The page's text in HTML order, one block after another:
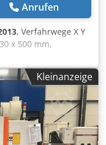
Anrufen
, Verfahrwege X Y
x 500 mm,
Grad, C-Achse 360°
U/min,
Dksdjzicmpepfx
Kleinanzeige